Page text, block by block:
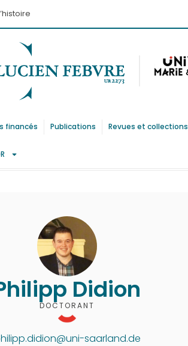
financés Publications Revues et collections
Didion
DOCTORANT
saarland.de